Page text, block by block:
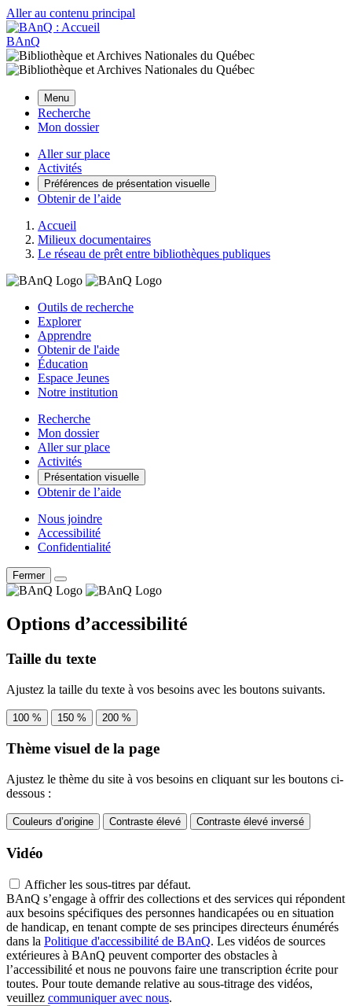
Aller au contenu principal
BAnQ
Menu
Recherche
Mon dossier
Aller sur place
Activités
Préférences de présentation visuelle
Obtenir de l’aide
Accueil
Milieux documentaires
Le réseau de prêt entre bibliothèques publiques
Outils de recherche
Explorer
Apprendre
Obtenir de l'aide
Éducation
Espace Jeunes
Notre institution
Recherche
Mon dossier
Aller sur place
Activités
Présentation visuelle
Obtenir de l’aide
Nous joindre
Accessibilité
Confidentialité
Fermer
Options d’accessibilité
Taille du texte
Ajustez la taille du texte à vos besoins avec les boutons suivants.
100 % 150 % 200 %
Thème visuel de la page
Ajustez le thème du site à vos besoins en cliquant sur les boutons ci-
dessous :
Couleurs d’origine Contraste élevé Contraste élevé inversé
Vidéo
Afficher les sous-titres par défaut.
BAnQ s’engage à offrir des collections et des services qui répondent
aux besoins spécifiques des personnes handicapées ou en situation
de handicap, en tenant compte de ses principes directeurs énumérés
dans la Politique d'accessibilité de BAnQ. Les vidéos de sources
extérieures à BAnQ peuvent comporter des obstacles à
l’accessibilité et nous ne pouvons faire une transcription écrite pour
toutes. Pour toute demande relative au sous-titrage des vidéos,
veuillez communiquer avec nous.